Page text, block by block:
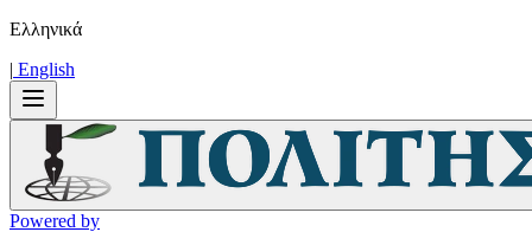
Ελληνικά
| Εnglish
Powered by